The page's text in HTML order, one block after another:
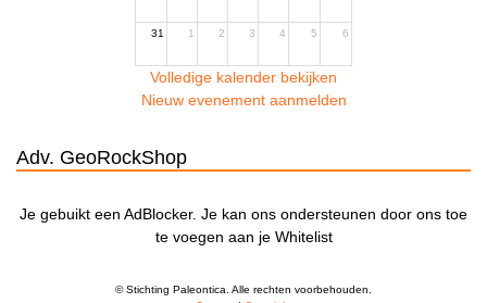
31 1 2 3 4 5 6
Volledige kalender bekijken
Nieuw evenement aanmelden
Adv. GeoRockShop
Je gebuikt een AdBlocker. Je kan ons ondersteunen door ons toe
te voegen aan je Whitelist
© Stichting Paleontica. Alle rechten voorbehouden.